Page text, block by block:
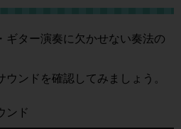
ギター演奏に欠かせない奏法の
ンドを確認してみましょう。
ンド